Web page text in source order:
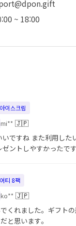
~ 18:00
이스크림
mi** 🇯🇵
ですね また利用した
ントしやすかったです
티 8팩
ko** 🇯🇵
くれました。ギフト
と思います。